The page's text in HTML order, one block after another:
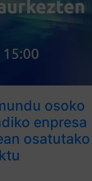
osoko
enpresa
osatutako